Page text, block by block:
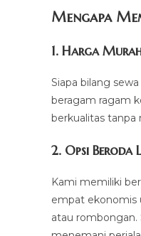
Mengapa
1. Harga
Siapa bilang
beragam ragam
berkualitas tanpa
2. Opsi Beroda
Kami memiliki
empat ekonomis
atau rombongan.